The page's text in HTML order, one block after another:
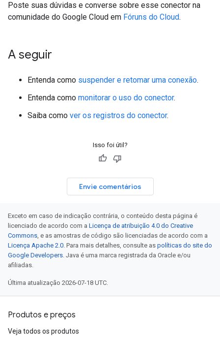
Poste suas dúvidas e converse sobre esse conector na
comunidade do Google Cloud em Fóruns do Cloud.
A seguir
Entenda como suspender e retomar uma conexão.
Entenda como monitorar o uso do conector.
Saiba como ver os registros do conector.
Isso foi útil?
Envie comentários
Exceto em caso de indicação contrária, o conteúdo desta página é
licenciado de acordo com a Licença de atribuição 4.0 do Creative
Commons, e as amostras de código são licenciadas de acordo com a
Licença Apache 2.0. Para mais detalhes, consulte as políticas do site do
Google Developers. Java é uma marca registrada da Oracle e/ou
afiliadas.
Última atualização 2026-07-18 UTC.
Produtos e preços
Veja todos os produtos